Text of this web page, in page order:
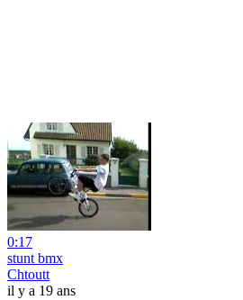
0:17
stunt bmx
Chtoutt
il y a 19 ans